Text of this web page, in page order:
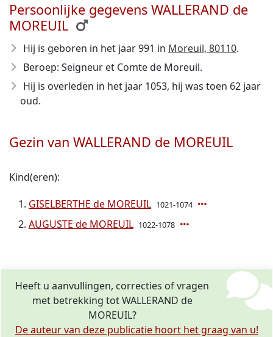
Persoonlijke gegevens WALLERAND de
MOREUIL
Hij is geboren in het jaar 991 in Moreuil, 80110.
Beroep: Seigneur et Comte de Moreuil.
Hij is overleden in het jaar 1053, hij was toen 62 jaar
oud.
Gezin van WALLERAND de MOREUIL
Kind(eren):
GISELBERTHE de MOREUIL 1021-1074
AUGUSTE de MOREUIL 1022-1078
Heeft u aanvullingen, correcties of vragen
met betrekking tot WALLERAND de
MOREUIL?
De auteur van deze publicatie hoort het graag van u!